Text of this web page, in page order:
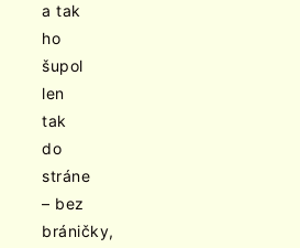
a tak
ho
šupol
len
tak
do
stráne
– bez
bráničky,